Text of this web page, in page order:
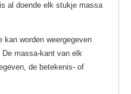
al doende elk stukje massa
worden weergegeven
massa-kant van elk
de betekenis- of